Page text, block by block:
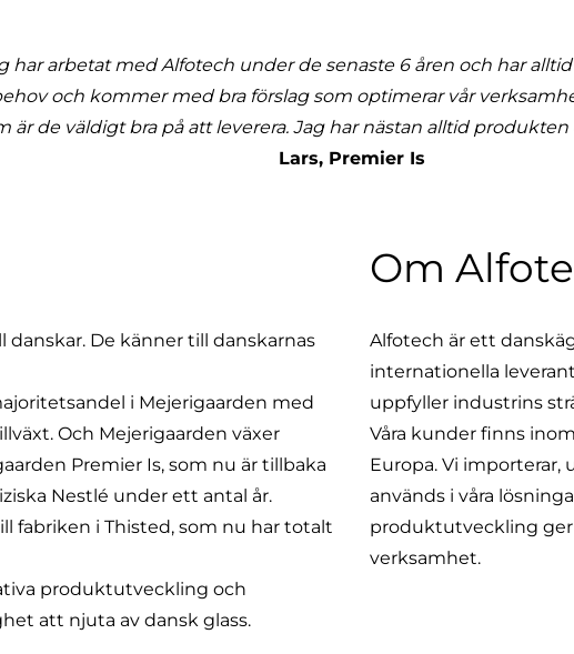
har arbetat med Alfotech under de senaste 6 åren och har
och kommer med bra förslag som optimerar vår
är de väldigt bra på att leverera. Jag har nästan alltid
Lars, Premier Is
danskar. De känner till danskarnas
i Mejerigaarden med
Och Mejerigaarden växer
Premier Is, som nu är tillbaka
Nestlé under ett antal år.
fabriken i Thisted, som nu har totalt
produktutveckling och
att njuta av dansk glass.
Om
Alfotech är ett
internationella
uppfyller industrins
Våra kunder finns
Europa. Vi
används i våra
produktutveckling
verksamhet.